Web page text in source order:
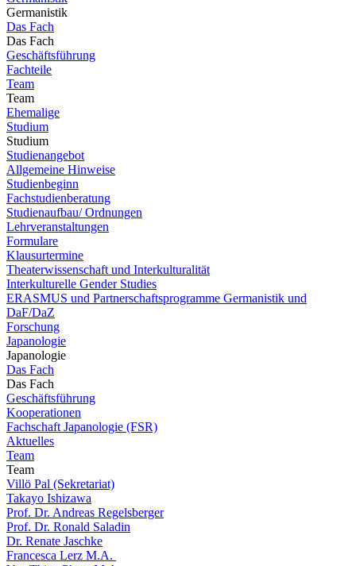
Germanistik
Das Fach
Das Fach
Geschäftsführung
Fachteile
Team
Team
Ehemalige
Studium
Studium
Studienangebot
Allgemeine Hinweise
Studienbeginn
Fachstudienberatung
Studienaufbau/ Ordnungen
Lehrveranstaltungen
Formulare
Klausurtermine
Theaterwissenschaft und Interkulturalität
Interkulturelle Gender Studies
ERASMUS und Partnerschaftsprogramme Germanistik und
DaF/DaZ
Forschung
Japanologie
Japanologie
Das Fach
Das Fach
Geschäftsführung
Kooperationen
Fachschaft Japanologie (FSR)
Aktuelles
Team
Team
Villö Pal (Sekretariat)
Takayo Ishizawa
Prof. Dr. Andreas Regelsberger
Prof. Dr. Ronald Saladin
Dr. Renate Jaschke
Francesca Lerz M.A.